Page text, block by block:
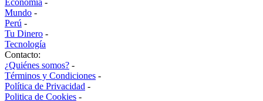
Economía -
Mundo -
Perú -
Tu Dinero -
Tecnología
Contacto:
¿Quiénes somos? -
Términos y Condiciones -
Política de Privacidad -
Politica de Cookies -